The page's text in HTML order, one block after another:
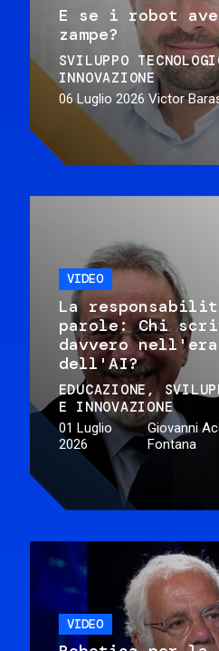
E se i robot
zampe?
SVILUPPO
INNOVAZIONE
06 Luglio 2026 Victor
VIDEO
La
parole: Chi
davvero nell'era
dell'AI?
EDUCAZIONE
E INNOVAZIONE
01 Luglio
2026
Giovanni
Fontana
VIDEO